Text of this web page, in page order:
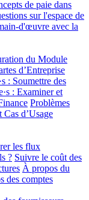
de paie dans
sur l'espace de
d'œuvre avec la
du Module
d’Entreprise
: Soumettre des
: Examiner et
Problèmes
Cas d’Usage
les flux
? Suivre le coût des
À propos du
des comptes